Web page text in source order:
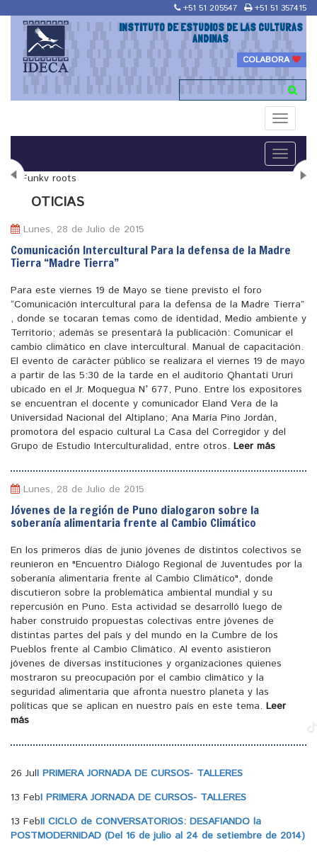
+51 51 205547 +51 51 357415
INSTITUTO DE ESTUDIOS DE LAS CULTURAS
ANDINAS
COLABORA
Toggle
Toggle
"Maestría en Religiones y culturas Andinas"
OTICIAS
Lunes, 28 de Julio de 2015
Comunicación Intercultural Para la defensa de la Madre
Tierra “Madre Tierra”
Para este viernes 19 de Mayo se tiene previsto el foro
“Comunicación intercultural para la defensa de la Madre Tierra”
, donde se tocaran temas como de identidad, Medio ambiente y
Territorio; además se presentará la publicación: Comunicar el
cambio climático en clave intercultural. Manual de capacitación.
El evento de carácter público se realizara el viernes 19 de mayo
a partir de las 5:30 de la tarde en el auditorio Qhantati Ururi
ubicado en el Jr. Moquegua N° 677, Puno. Entre los expositores
se encuentran el docente y comunicador Eland Vera de la
Universidad Nacional del Altiplano; Ana María Pino Jordán,
promotora del espacio cultural La Casa del Corregidor y del
Grupo de Estudio Interculturalidad, entre otros. Leer más
Lunes, 28 de Julio de 2015
Jóvenes de la región de Puno dialogaron sobre la
soberanía alimentaria frente al Cambio Climático
En los primeros días de junio jóvenes de distintos colectivos se
reunieron en "Encuentro Diálogo Regional de Juventudes por la
soberanía alimentaria frente al Cambio Climático", donde
discutieron sobre la problemática ambiental mundial y su
repercusión en Puno. Esta actividad se desarrolló luego de
haber construido propuestas colectivas entre jóvenes de
distintas partes del país y del mundo en la Cumbre de los
Pueblos frente al Cambio Climático. Al evento asistieron
jóvenes de diversas instituciones y organizaciones quienes
mostraron su preocupación por el cambio climático y la
seguridad alimentaria que afronta nuestro planeta y las
políticas que se aplican en nuestro país en este tema. Leer
más
26 JulI PRIMERA JORNADA DE CURSOS- TALLERES
13 FebI PRIMERA JORNADA DE CURSOS- TALLERES
13 FebII CICLO de CONVERSATORIOS: DESAFIANDO la
POSTMODERNIDAD (Del 16 de julio al 24 de setiembre de 2014)